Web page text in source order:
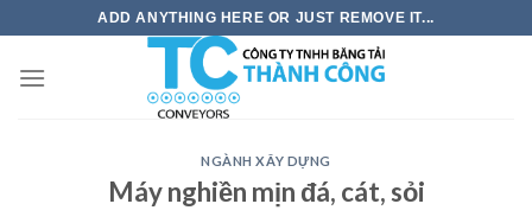
content
ADD ANYTHING HERE OR JUST REMOVE IT...
NGÀNH XÂY DỰNG
Máy nghiền mịn đá, cát, sỏi